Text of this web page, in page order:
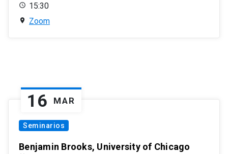
15:30
Zoom
16 MAR
Seminarios
Benjamin Brooks, University of Chicago